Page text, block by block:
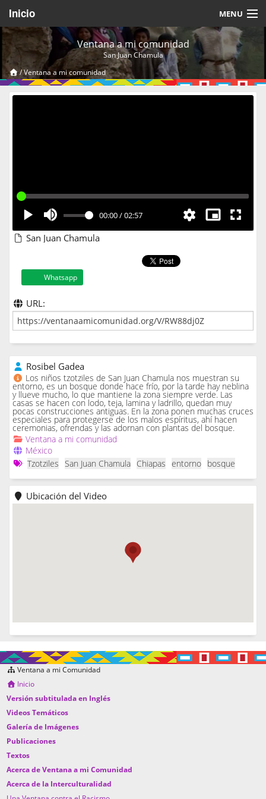
Inicio MENU
Acerca de
Videos Temáticos
Cerrar Sesión
Ventana a mi comunidad
San Juan Chamula
/Ventana a mi comunidad
00:00/02:57
San Juan Chamula
Whatsapp
URL:
Rosibel Gadea
Los niños tzotziles de San Juan Chamula nos muestran su
entorno, es un bosque donde hace frío, por la tarde hay neblina
y llueve mucho, lo que mantiene la zona siempre verde. Las
casas se hacen con lodo, teja, lamina y ladrillo, quedan muy
pocas construcciones antiguas. En la zona ponen muchas cruces
especiales para protegerse de los malos espíritus, ahí hacen
ceremonias, ofrendas y las adornan con plantas del bosque.
Ventana a mi comunidad
México
Tzotziles
San Juan Chamula Chiapas entorno bosque
Ubicación del Video
Ventana a mi Comunidad
Inicio
Versión subtitulada en Inglés
Videos Temáticos
Galería de Imágenes
Publicaciones
Textos
Acerca de Ventana a mi Comunidad
Acerca de la Interculturalidad